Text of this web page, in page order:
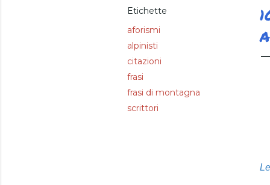
Etichette
aforismi
alpinisti
citazioni
frasi
frasi di montagna
scrittori